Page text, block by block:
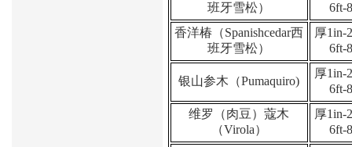
班牙雪松）
6ft-
香洋椿（Spanishcedar西
班牙雪松）
厚1in-
6ft-
银山参木（Pumaquiro)
厚1in-
6ft-
维罗（肉豆）蔻木
（Virola）
厚1in-
6ft-